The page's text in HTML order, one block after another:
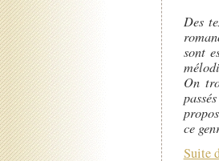
Des
sont
On
ce
Suite